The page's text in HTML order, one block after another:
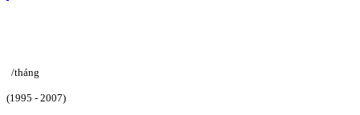
/tháng
(1995 - 2007)